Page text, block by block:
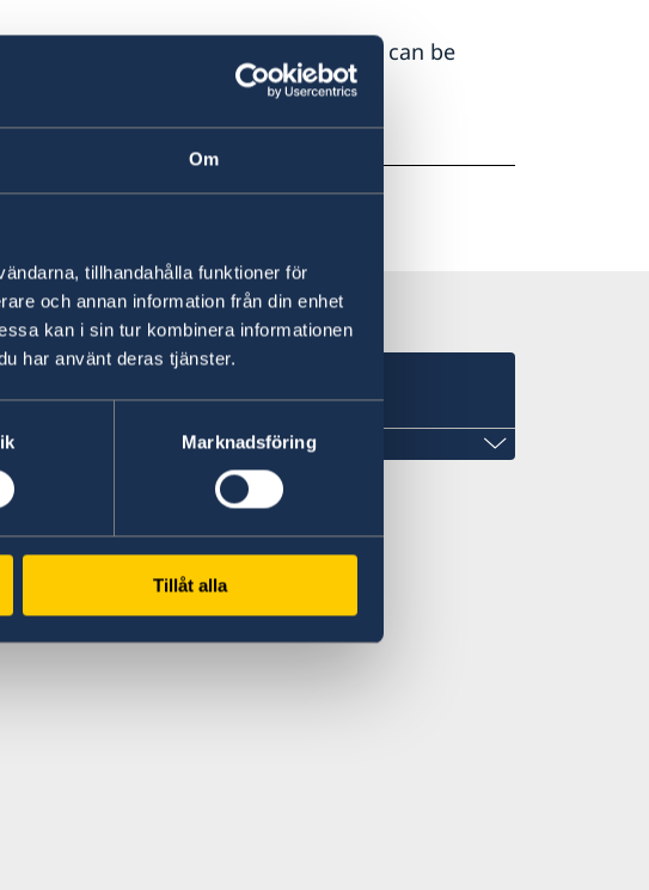
Om
tillhandahålla funktioner för
och annan information från din enhet
kan i sin tur kombinera informationen
har använt deras tjänster.
Marknadsföring
Tillåt alla
available to Swedish citizens can be